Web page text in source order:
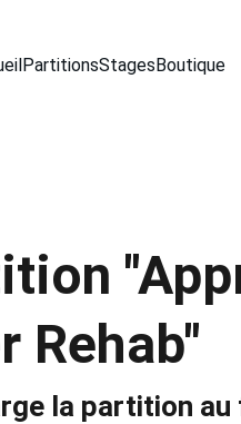
PartitionsStagesBoutique
Rehab"
la partition au